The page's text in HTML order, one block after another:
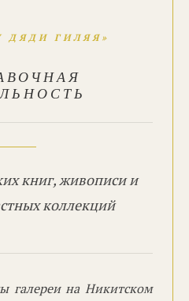
ДЯДИ ГИЛЯЯ»
книг, живописи и
коллекций
галереи на Никитском